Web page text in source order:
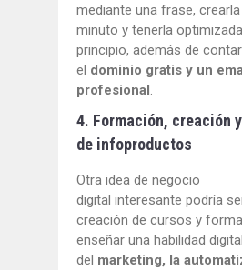
mediante una frase, crearla
minuto y tenerla
principio, además de
el dominio gratis y un
profesional.
4. Formación, creación
de infoproductos
Otra idea de negocio
digital interesante podría
creación de cursos y
enseñar una habilidad
del marketing, la